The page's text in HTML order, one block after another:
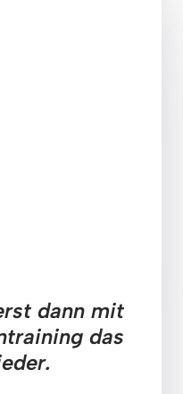
dann mit
das